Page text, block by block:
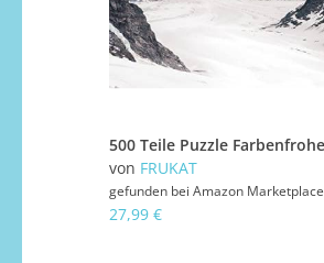
von FRUKAT
gefunden bei Amazon Marketplace
27,99 €